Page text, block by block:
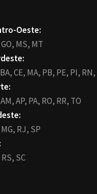
Oeste:
GO, MS, MT
BA,CE, MA, PB, PE, PI, RN,
AM,AP, PA, RO, RR, TO
MG, RJ, SP
RS, SC